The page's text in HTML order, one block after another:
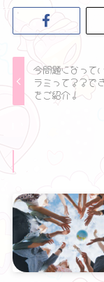
今問題になって
ラミって？？で
をご紹介！